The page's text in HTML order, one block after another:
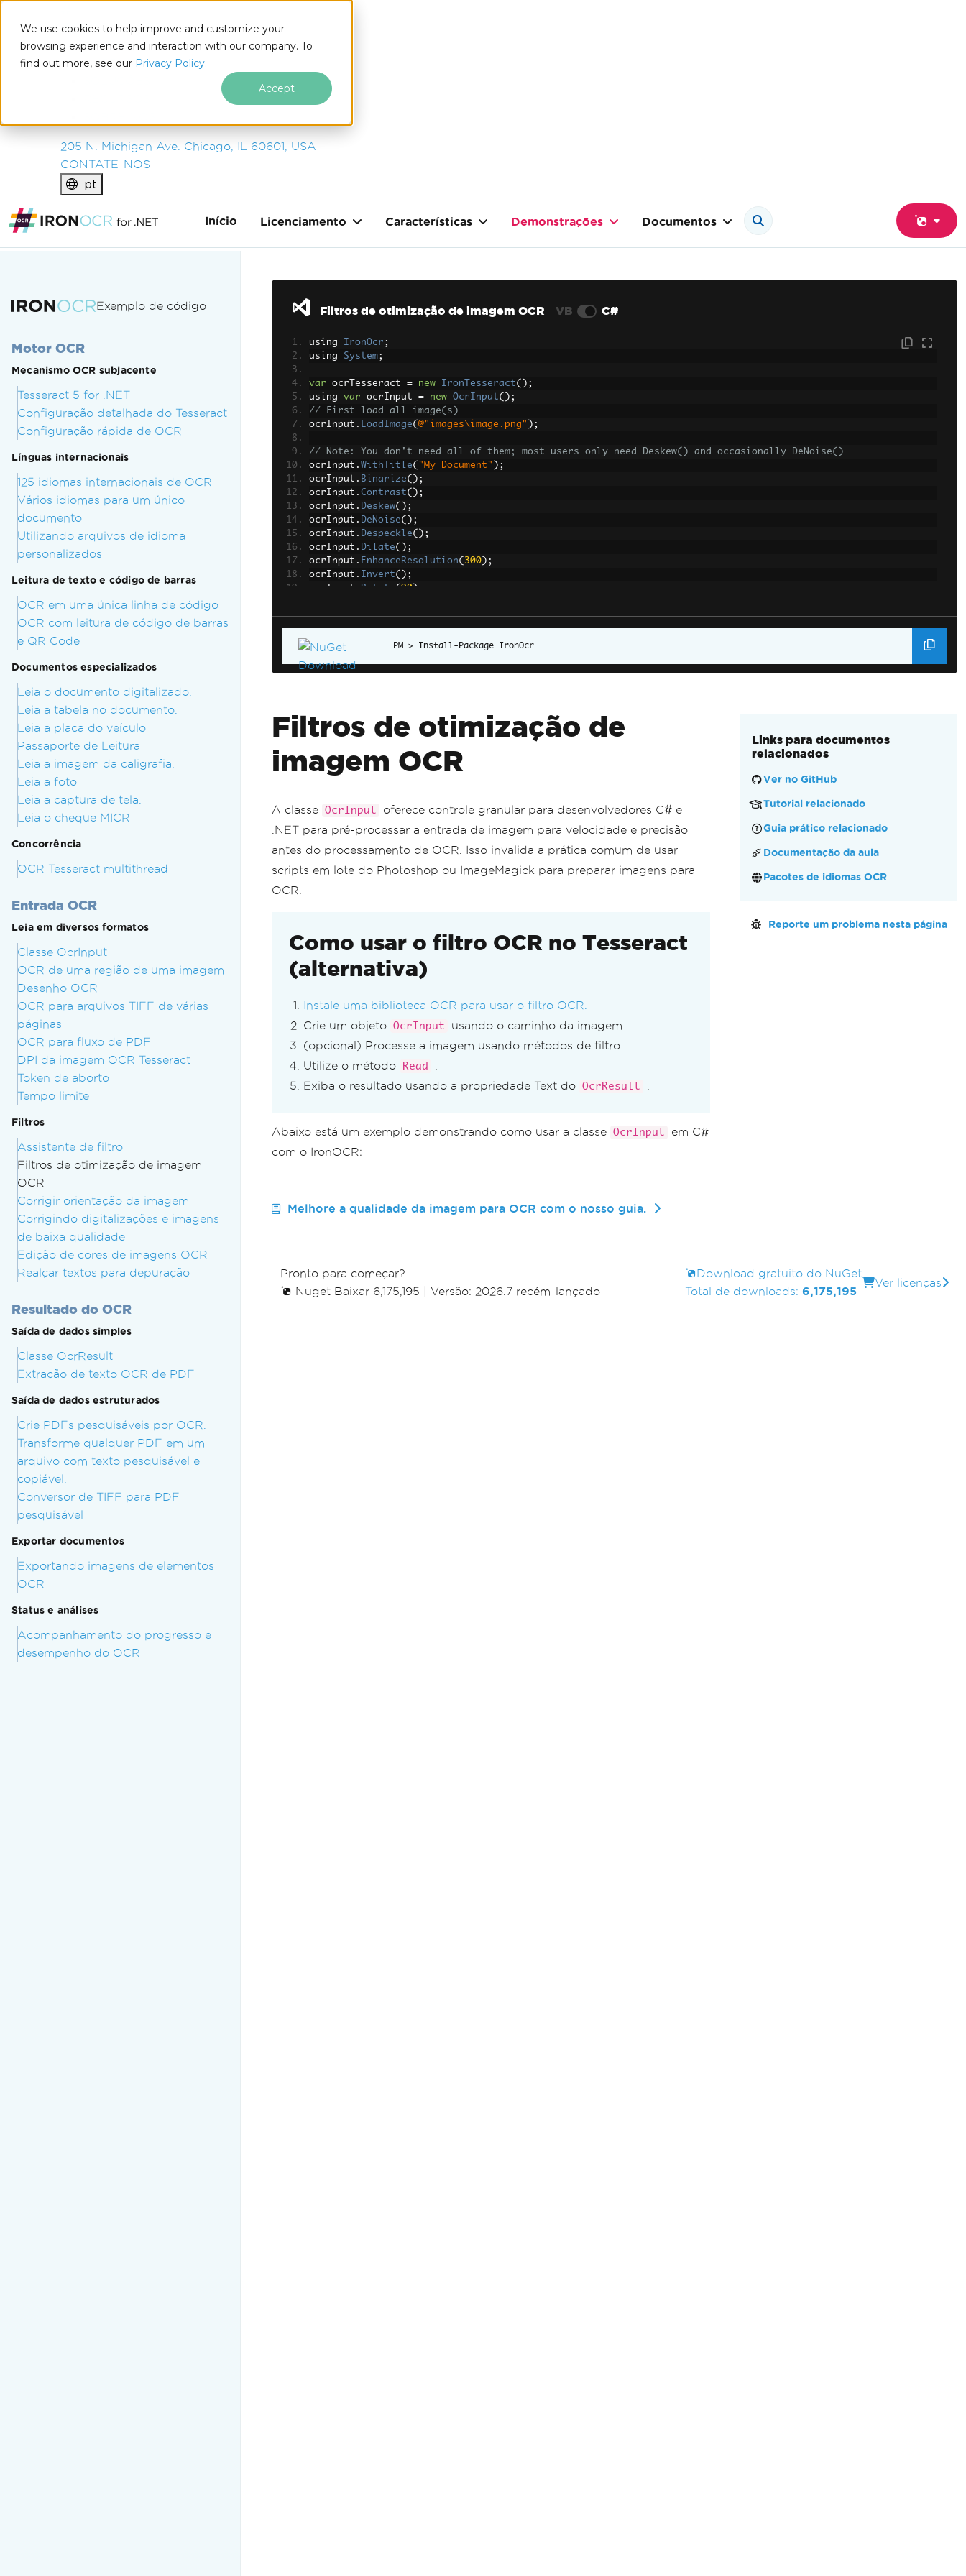
We use cookies to help improve and customize your
browsing experience and interaction with our company. To
find out more, see our Privacy Policy.
Accept
IRONSOFTWARE
PRODUTOS
EMPRESA
205 N. Michigan Ave. Chicago, IL 60601, USA
CONTATE-NOS
pt
Início Licenciamento Características Demonstrações Documentos
Exemplo de código
Motor OCR
Mecanismo OCR subjacente
Tesseract 5 for .NET
Configuração detalhada do Tesseract
Configuração rápida de OCR
Línguas internacionais
125 idiomas internacionais de OCR
Vários idiomas para um único
documento
Utilizando arquivos de idioma
personalizados
Leitura de texto e código de barras
OCR em uma única linha de código
OCR com leitura de código de barras
e QR Code
Documentos especializados
Leia o documento digitalizado.
Leia a tabela no documento.
Leia a placa do veículo
Passaporte de Leitura
Leia a imagem da caligrafia.
Leia a foto
Leia a captura de tela.
Leia o cheque MICR
Concorrência
OCR Tesseract multithread
Entrada OCR
Leia em diversos formatos
Classe OcrInput
OCR de uma região de uma imagem
Desenho OCR
OCR para arquivos TIFF de várias
páginas
OCR para fluxo de PDF
DPI da imagem OCR Tesseract
Token de aborto
Tempo limite
Filtros
Assistente de filtro
Filtros de otimização de imagem
OCR
Corrigir orientação da imagem
Corrigindo digitalizações e imagens
de baixa qualidade
Edição de cores de imagens OCR
Realçar textos para depuração
Resultado do OCR
Saída de dados simples
Classe OcrResult
Extração de texto OCR de PDF
Saída de dados estruturados
Crie PDFs pesquisáveis por OCR.
Transforme qualquer PDF em um
arquivo com texto pesquisável e
copiável.
Conversor de TIFF para PDF
pesquisável
Exportar documentos
Exportando imagens de elementos
OCR
Status e análises
Acompanhamento do progresso e
desempenho do OCR
Filtros de otimização de imagem OCR VB C#
using IronOcr ;
using System;
var ocrTesseract = new IronTesseract();
using var ocrInput = new OcrInput();
// First load all image(s)
ocrInput . LoadImage( @"images\image.png" );
// Note: You don't need all of them; most users only need Deskew() and occasionally DeNoise()
ocrInput . WithTitle( "My Document" );
ocrInput . Binarize();
ocrInput . Contrast();
ocrInput . Deskew();
ocrInput . DeNoise();
ocrInput . Despeckle();
ocrInput . Dilate();
ocrInput . EnhanceResolution( 300 );
ocrInput . Invert();
ocrInput
Rotate ( 90 );
ocrInput.Sharpen();
ocrInput.ToGrayScale();
ocrInput
();
// WIZARD - If you are unsure use the debug-wizard to test all combinations:
// Optional: Export modified images so you can view them.
foreach
(var page in ocrInput .GetPages ())
    page
.SaveAsImage($"filtered_{page.Index}.bmp"
var ocrResult = ocrTesseract. Read( ocrInput);
Install-Package IronOcr
Filtros de otimização de
imagem OCR
A classe OcrInput
oferece controle granular para desenvolvedores C# e
.NET para pré-processar a entrada de imagem para velocidade e precisão
antes do processamento de OCR. Isso invalida a prática comum de usar
scripts em lote do Photoshop ou ImageMagick para preparar imagens para
OCR.
Como usar o filtro OCR no Tesseract
(alternativa)
Instale uma biblioteca OCR para usar o filtro OCR.
Crie um objeto OcrInput
usando o caminho da imagem.
(opcional) Processe a imagem usando métodos de filtro.
Utilize o método
Read
Exiba o resultado usando a propriedade Text do OcrResult
Abaixo está um exemplo demonstrando como usar a classe OcrInput
em C#
com o IronOCR:
Melhore a qualidade da imagem para OCR com o nosso guia.
Links para documentos
relacionados
Ver no GitHub
Tutorial relacionado
Guia prático relacionado
Documentação da aula
Pacotes de idiomas OCR
Reporte um problema nesta página
Pronto para começar?
Nuget Baixar 6,175,195
Versão: 2026.7 recém-lançado
Download gratuito do NuGet
Total de downloads: 6,175,195
Ver licenças